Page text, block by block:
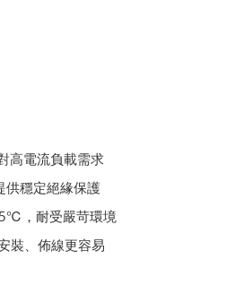
高電流負載需求
供穩定絕緣保護
，耐受嚴苛環境
裝、佈線更容易